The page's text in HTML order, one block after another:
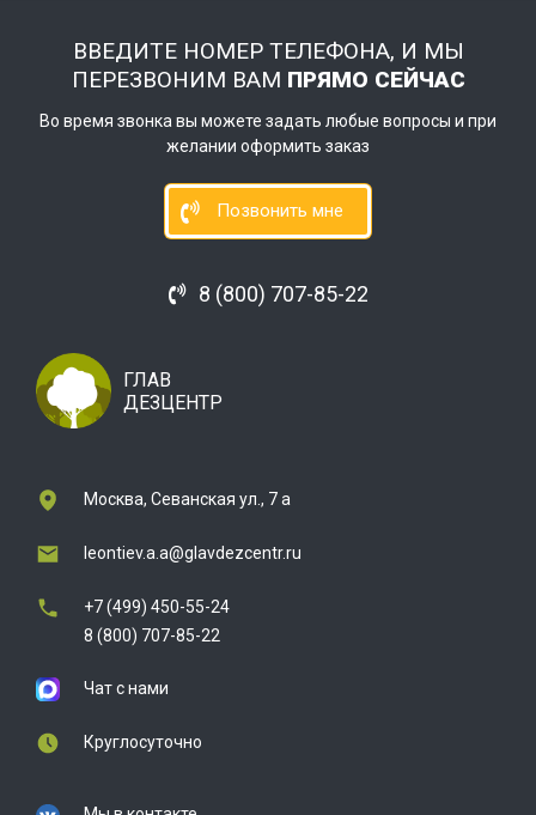
ВВЕДИТЕ НОМЕР ТЕЛЕФОНА, И МЫ
ПЕРЕЗВОНИМ ВАМ ПРЯМО СЕЙЧАС
Во время звонка вы можете задать любые вопросы и при
желании оформить заказ
Позвонить мне
8 (800) 707-85-22
ГЛАВ
ДЕЗЦЕНТР
Москва, Севанская ул., 7 а
leontiev.a.a@glavdezcentr.ru
+7 (499) 450-55-24
8 (800) 707-85-22
Чат с нами
Круглосуточно